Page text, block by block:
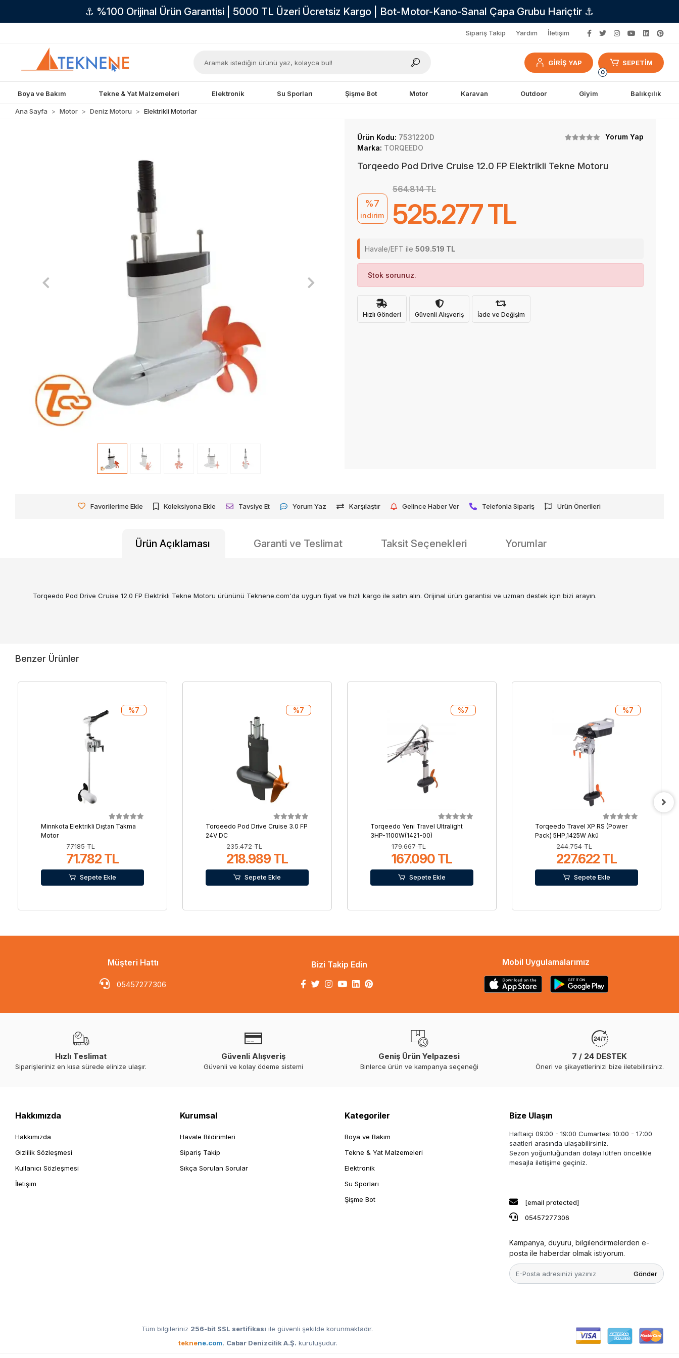
⚓ %100 Orijinal Ürün Garantisi | 5000 TL Üzeri Ücretsiz Kargo | Bot-Motor-Kano-Sanal Çapa Grubu Hariçtir ⚓
Sipariş Takip Yardım İletişim
GİRİŞ YAP
0
SEPETİM
Boya ve Bakım Tekne & Yat Malzemeleri Elektronik Su Sporları Şişme Bot Motor Karavan Outdoor Giyim Balıkçılık
Ana Sayfa Motor Deniz Motoru Elektrikli Motorlar
Ürün Kodu: 7531220D
Yorum Yap
Marka: TORQEEDO
Torqeedo Pod Drive Cruise 12.0 FP Elektrikli Tekne Motoru
%7
indirim
564.814 TL
525.277 TL
Havale/EFT ile 509.519 TL
Stok sorunuz.
Hızlı Gönderi Güvenli Alışveriş İade ve Değişim
Favorilerime Ekle Koleksiyona Ekle Tavsiye Et Yorum Yaz Karşılaştır Gelince Haber Ver Telefonla Sipariş Ürün Önerileri
Ürün Açıklaması Garanti ve Teslimat Taksit Seçenekleri Yorumlar
Torqeedo Pod Drive Cruise 12.0 FP Elektrikli Tekne Motoru ürününü Teknene.com'da uygun fiyat ve hızlı kargo ile satın alın. Orijinal ürün garantisi ve uzman destek için bizi arayın.
Benzer Ürünler
Minnkota Elektrikli Dıştan Takma
Motor
77.185 TL
71.782 TL
%7
Sepete Ekle
Torqeedo Pod Drive Cruise 3.0 FP
24V DC
235.472 TL
218.989 TL
%7
Sepete Ekle
Torqeedo Yeni Travel Ultralight
3HP-1100W(1421-00)
179.667 TL
167.090 TL
%7
Sepete Ekle
Torqeedo Travel XP RS (Power
Pack) 5HP,1425W Akü
244.754 TL
227.622 TL
%7
Sepete Ekle
Müşteri Hattı
05457277306
Bizi Takip Edin Mobil Uygulamalarımız
Hızlı Teslimat
Siparişleriniz en kısa sürede elinize ulaşır.
Güvenli Alışveriş
Güvenli ve kolay ödeme sistemi
Geniş Ürün Yelpazesi
Binlerce ürün ve kampanya seçeneği
7 / 24 DESTEK
Öneri ve şikayetlerinizi bize iletebilirsiniz.
Hakkımızda
Hakkımızda
Gizlilik Sözleşmesi
Kullanıcı Sözleşmesi
İletişim
Kurumsal
Havale Bildirimleri
Sipariş Takip
Sıkça Sorulan Sorular
Kategoriler
Boya ve Bakım
Tekne & Yat Malzemeleri
Elektronik
Su Sporları
Şişme Bot
Bize Ulaşın
Haftaiçi 09:00 - 19:00 Cumartesi 10:00 - 17:00
saatleri arasında ulaşabilirsiniz.
Sezon yoğunluğundan dolayı lütfen öncelikle
mesajla iletişime geçiniz.
[email protected]
05457277306
Kampanya, duyuru, bilgilendirmelerden e-
posta ile haberdar olmak istiyorum.
Gönder
Tüm bilgileriniz 256-bit SSL sertifikası ile güvenli şekilde korunmaktadır.
teknene.com, Cabar Denizcilik A.Ş. kuruluşudur.